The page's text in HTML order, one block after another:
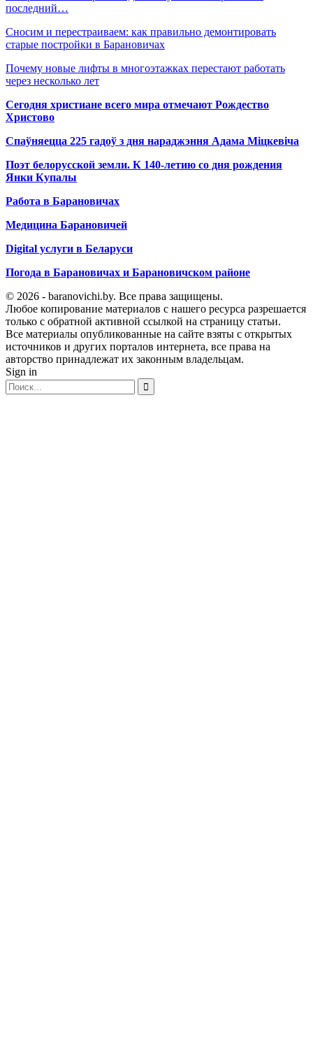
последний…
Сносим и перестраиваем: как правильно демонтировать
старые постройки в Барановичах
Почему новые лифты в многоэтажках перестают работать
через несколько лет
Сегодня христиане всего мира отмечают Рождество
Христово
Спаўняецца 225 гадоў з дня нараджэння Адама Міцкевіча
Поэт белорусской земли. К 140-летию со дня рождения
Янки Купалы
Работа в Барановичах
Медицина Барановичей
Digital услуги в Беларуси
Погода в Барановичах и Барановичском районе
© 2026 - baranovichi.by. Все права защищены.
Любое копирование материалов с нашего ресурса разрешается
только с обратной активной ссылкой на страницу статьи.
Все материалы опубликованные на сайте взяты с открытых
источников и других порталов интернета, все права на
авторство принадлежат их законным владельцам.
Sign in